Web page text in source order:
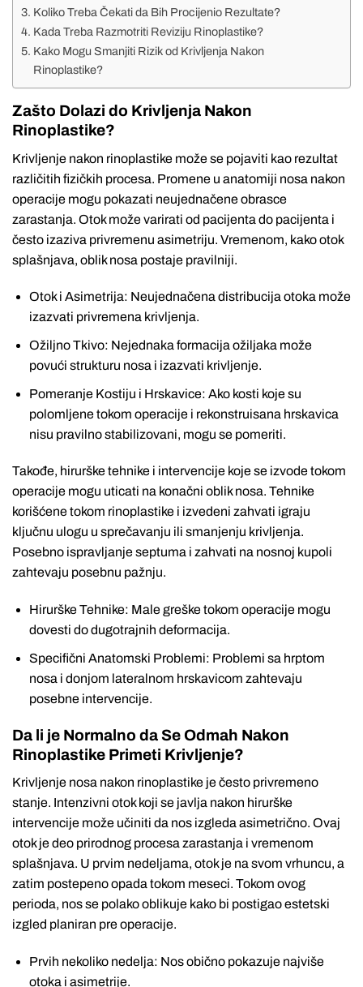
Koliko Treba Čekati da Bih Procijenio Rezultate?
Kada Treba Razmotriti Reviziju Rinoplastike?
Kako Mogu Smanjiti Rizik od Krivljenja Nakon
Rinoplastike?
Zašto Dolazi do Krivljenja Nakon
Rinoplastike?
Krivljenje nakon rinoplastike može se pojaviti kao rezultat
različitih fizičkih procesa. Promene u anatomiji nosa nakon
operacije mogu pokazati neujednačene obrasce
zarastanja. Otok može varirati od pacijenta do pacijenta i
često izaziva privremenu asimetriju. Vremenom, kako otok
splašnjava, oblik nosa postaje pravilniji.
Otok i Asimetrija: Neujednačena distribucija otoka može
izazvati privremena krivljenja.
Ožiljno Tkivo: Nejednaka formacija ožiljaka može
povući strukturu nosa i izazvati krivljenje.
Pomeranje Kostiju i Hrskavice: Ako kosti koje su
polomljene tokom operacije i rekonstruisana hrskavica
nisu pravilno stabilizovani, mogu se pomeriti.
Takođe, hirurške tehnike i intervencije koje se izvode tokom
operacije mogu uticati na konačni oblik nosa. Tehnike
korišćene tokom rinoplastike i izvedeni zahvati igraju
ključnu ulogu u sprečavanju ili smanjenju krivljenja.
Posebno ispravljanje septuma i zahvati na nosnoj kupoli
zahtevaju posebnu pažnju.
Hirurške Tehnike: Male greške tokom operacije mogu
dovesti do dugotrajnih deformacija.
Specifični Anatomski Problemi: Problemi sa hrptom
nosa i donjom lateralnom hrskavicom zahtevaju
posebne intervencije.
Da li je Normalno da Se Odmah Nakon
Rinoplastike Primeti Krivljenje?
Krivljenje nosa nakon rinoplastike je često privremeno
stanje. Intenzivni otok koji se javlja nakon hirurške
intervencije može učiniti da nos izgleda asimetrično. Ovaj
otok je deo prirodnog procesa zarastanja i vremenom
splašnjava. U prvim nedeljama, otok je na svom vrhuncu, a
zatim postepeno opada tokom meseci. Tokom ovog
perioda, nos se polako oblikuje kako bi postigao estetski
izgled planiran pre operacije.
Prvih nekoliko nedelja: Nos obično pokazuje najviše
otoka i asimetrije.